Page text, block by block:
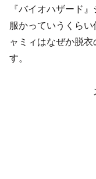
『バイオハザード
服かっていうくら
ャミィはなぜか脱
す。